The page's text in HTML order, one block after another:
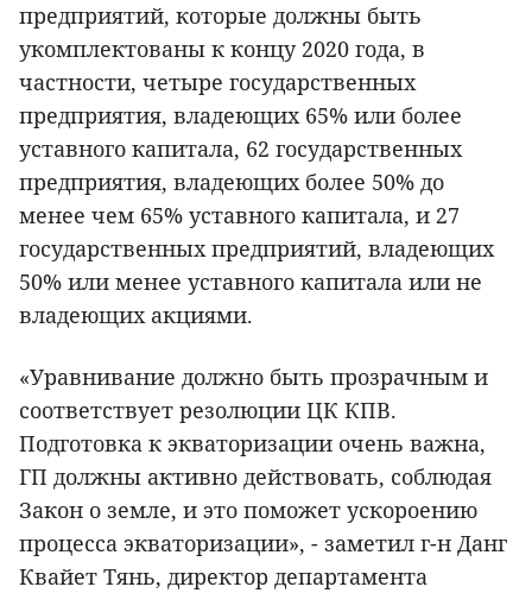
предприятий, которые должны быть
укомплектованы к концу 2020 года, в
частности, четыре государственных
предприятия, владеющих 65% или более
уставного капитала, 62 государственных
предприятия, владеющих более 50% до
менее чем 65% уставного капитала, и 27
государственных предприятий, владеющих
50% или менее уставного капитала или не
владеющих акциями.
«Уравнивание должно быть прозрачным и
соответствует резолюции ЦК КПВ.
Подготовка к экваторизации очень важна,
ГП должны активно действовать, соблюдая
Закон о земле, и это поможет ускороению
процесса экваторизации», - заметил г-н Данг
Квайет Тянь, директор департамента